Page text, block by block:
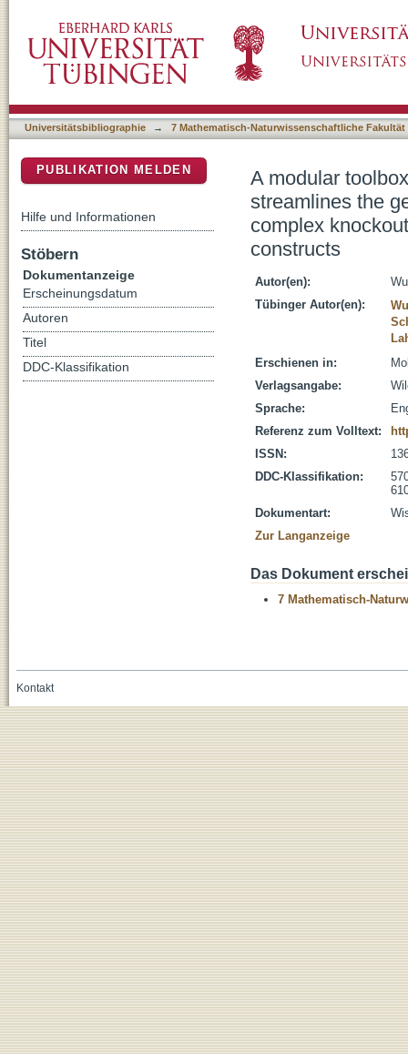
Ralstonia solanacearum species complex
constructs
Universitätsbibliographie → 7 Mathematisch-Naturwissenschaftliche Fakultät
A modular
streamlines the
complex
constructs
Autor(en):
Tübinger Autor(en):
Erschienen in:
Verlagsangabe:
Sprache:
Referenz zum Volltext:
ISSN:
DDC-Klassifikation:
Dokumentart:
Zur Langanzeige
Das Dokument
7 Mathematisch-
PUBLIKATION MELDEN
Hilfe und Informationen
Stöbern
Dokumentanzeige
Erscheinungsdatum
Autoren
Titel
DDC-Klassifikation
Kontakt